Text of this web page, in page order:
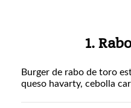
1.
Burger de rabo de toro
queso havarty, cebolla